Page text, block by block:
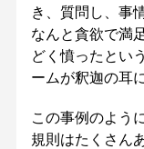
き、質問し、事
なんと貪欲で満
どく憤ったとい
ームが釈迦の耳
この事例のよう
規則はたくさん